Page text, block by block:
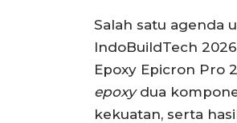
Salah satu agenda
IndoBuildTech
Epoxy Epicron Pro
epoxydua
kekuatan, serta